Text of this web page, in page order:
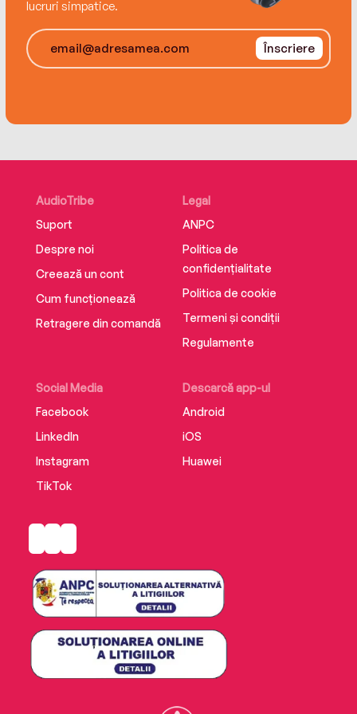
lucruri simpatice.
Înscriere
AudioTribe
Suport
Despre noi
Creează un cont
Cum funcționează
Retragere din comandă
Social Media
Facebook
LinkedIn
Instagram
TikTok
Descarcă app-ul
Android
iOS
Huawei
Legal
ANPC
Politica de
confidențialitate
Politica de cookie
Termeni și condiții
Regulamente